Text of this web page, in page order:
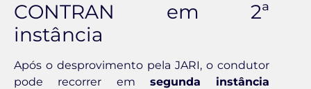
CONTRAN em 2ª
instância
Após o desprovimento pela JARI, o condutor
pode recorrer em segunda instância